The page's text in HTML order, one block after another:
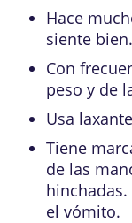
Hace
siente bien.
Con
peso y de
Usa
Tiene
de las
el vómito.